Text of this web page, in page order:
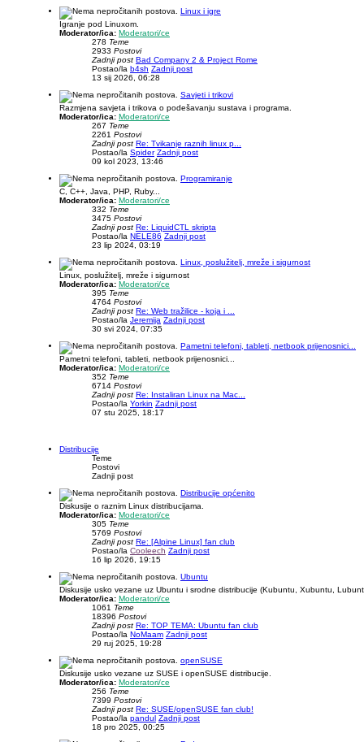
Linux i igre
Igranje pod Linuxom.
Moderator/ica: Moderatori/ce
278 Teme
2933 Postovi
Zadnji post Bad Company 2 & Project Rome
Postao/la b4sh Zadnji post
13 sij 2026, 06:28
Savjeti i trikovi
Razmjena savjeta i trikova o podešavanju sustava i programa.
Moderator/ica: Moderatori/ce
267 Teme
2261 Postovi
Zadnji post Re: Tvikanje raznih linux p...
Postao/la Spider Zadnji post
09 kol 2023, 13:46
Programiranje
C, C++, Java, PHP, Ruby...
Moderator/ica: Moderatori/ce
332 Teme
3475 Postovi
Zadnji post Re: LiquidCTL skripta
Postao/la NELE86 Zadnji post
23 lip 2024, 03:19
Linux, poslužitelj, mreže i sigurnost
Linux, poslužitelj, mreže i sigurnost
Moderator/ica: Moderatori/ce
395 Teme
4764 Postovi
Zadnji post Re: Web tražilice - koja i ...
Postao/la Jeremija Zadnji post
30 svi 2024, 07:35
Pametni telefoni, tableti, netbook prijenosnici...
Pametni telefoni, tableti, netbook prijenosnici...
Moderator/ica: Moderatori/ce
352 Teme
6714 Postovi
Zadnji post Re: Instaliran Linux na Mac...
Postao/la Yorkin Zadnji post
07 stu 2025, 18:17
Distribucije
Teme
Postovi
Zadnji post
Distribucije općenito
Diskusije o raznim Linux distribucijama.
Moderator/ica: Moderatori/ce
305 Teme
5769 Postovi
Zadnji post Re: [Alpine Linux] fan club
Postao/la Cooleech Zadnji post
16 lip 2026, 19:15
Ubuntu
Diskusije usko vezane uz Ubuntu i srodne distribucije (Kubuntu, Xubuntu,
Moderator/ica: Moderatori/ce
1061 Teme
18396 Postovi
Zadnji post Re: TOP TEMA: Ubuntu fan club
Postao/la NoMaam Zadnji post
29 ruj 2025, 19:28
openSUSE
Diskusije usko vezane uz SUSE i openSUSE distribucije.
Moderator/ica: Moderatori/ce
256 Teme
7399 Postovi
Zadnji post Re: SUSE/openSUSE fan club!
Postao/la pandul Zadnji post
18 pro 2025, 00:25